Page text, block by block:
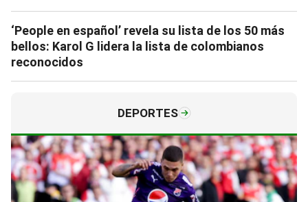
‘People en español’ revela su lista de los 50 más
bellos: Karol G lidera la lista de colombianos
reconocidos
DEPORTES